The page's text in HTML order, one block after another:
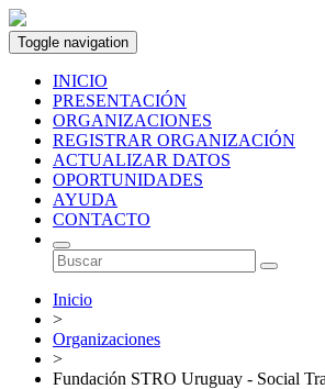
Toggle navigation
INICIO
PRESENTACIÓN
ORGANIZACIONES
REGISTRAR ORGANIZACIÓN
ACTUALIZAR DATOS
OPORTUNIDADES
AYUDA
CONTACTO
Inicio
>
Organizaciones
>
Fundación STRO Uruguay - Social